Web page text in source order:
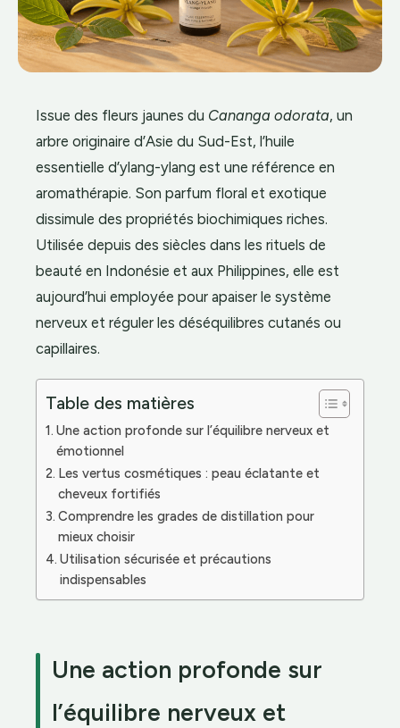
Issue des fleurs jaunes du Cananga odorata, un
arbre originaire d’Asie du Sud-Est, l’huile
essentielle d’ylang-ylang est une référence en
aromathérapie. Son parfum floral et exotique
dissimule des propriétés biochimiques riches.
Utilisée depuis des siècles dans les rituels de
beauté en Indonésie et aux Philippines, elle est
aujourd’hui employée pour apaiser le système
nerveux et réguler les déséquilibres cutanés ou
capillaires.
Table des matières
Une action profonde sur l’équilibre nerveux et
émotionnel
Les vertus cosmétiques : peau éclatante et
cheveux fortifiés
Comprendre les grades de distillation pour
mieux choisir
Utilisation sécurisée et précautions
indispensables
Une action profonde sur
l’équilibre nerveux et